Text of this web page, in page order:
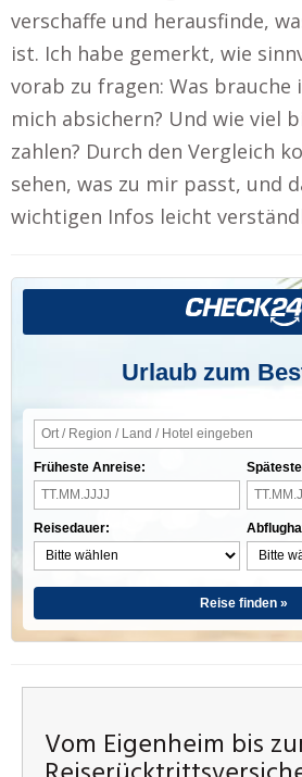
verschaffe und herausfinde,
ist. Ich habe gemerkt, wie
vorab zu fragen: Was brauche
mich absichern? Und wie viel
zahlen? Durch den Vergleich
sehen, was zu mir passt, und
wichtigen Infos leicht
Urlaub zum
Früheste Anreise:
Reisedauer:
Reise finden »
Vom Eigenheim bis